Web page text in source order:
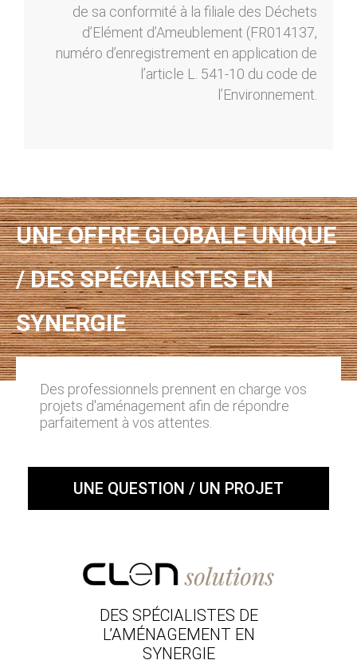
de sa conformité à la filiale des Déchets
d’Elément d’Ameublement (FR014137,
numéro d’enregistrement en application de
l’article L. 541-10 du code de
l’Environnement.
UNE OFFRE GLOBALE UNIQUE
/ DES SPÉCIALISTES EN
SYNERGIE
Des professionnels prennent en charge vos
projets d'aménagement afin de répondre
parfaitement à vos attentes.
UNE QUESTION / UN PROJET
DES SPÉCIALISTES DE
L’AMÉNAGEMENT EN
SYNERGIE